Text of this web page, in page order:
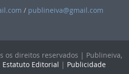
/ publineiva@gmail.com
os direitos reservados | Publineiva,
Estatuto Editorial | Publicidade